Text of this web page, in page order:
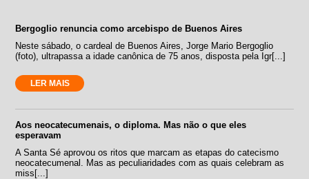
Bergoglio renuncia como arcebispo de Buenos Aires
Neste sábado, o cardeal de Buenos Aires, Jorge Mario Bergoglio
(foto), ultrapassa a idade canônica de 75 anos, disposta pela Igr[...]
LER MAIS
Aos neocatecumenais, o diploma. Mas não o que eles
esperavam
A Santa Sé aprovou os ritos que marcam as etapas do catecismo
neocatecumenal. Mas as peculiaridades com as quais celebram as
miss[...]